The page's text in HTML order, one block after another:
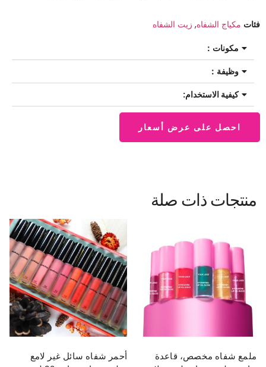
فئات مكياج الشفاه, زيت الشفاه
مكونات：
وظيفة：
كيفية الاستخدام:
احصل على عرض أسعار
منتجات ذات صلة
ملمع شفاه مخصص، قاعدة
أحمر شفاه سائل غير لامع